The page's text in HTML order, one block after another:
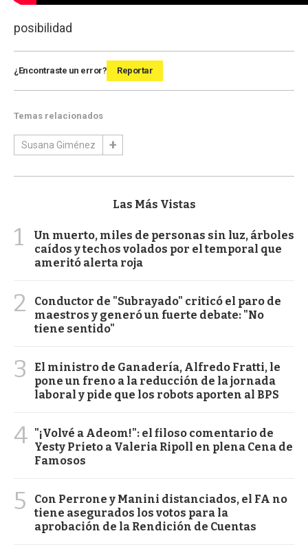
posibilidad
¿Encontraste un error? Reportar
Temas relacionados
Susana Giménez
Las Más Vistas
1
Un muerto, miles de personas sin luz, árboles
caídos y techos volados por el temporal que
ameritó alerta roja
2
Conductor de "Subrayado" criticó el paro de
maestros y generó un fuerte debate: "No
tiene sentido"
3
El ministro de Ganadería, Alfredo Fratti, le
pone un freno a la reducción de la jornada
laboral y pide que los robots aporten al BPS
4 "¡Volvé a Adeom!": el filoso comentario de
Yesty Prieto a Valeria Ripoll en plena Cena de
Famosos
5
Con Perrone y Manini distanciados, el FA no
tiene asegurados los votos para la
aprobación de la Rendición de Cuentas